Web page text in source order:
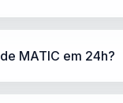
MATIC em 24h?